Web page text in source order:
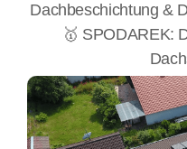
Dachbeschichtung &
🥇 SPODAREK: